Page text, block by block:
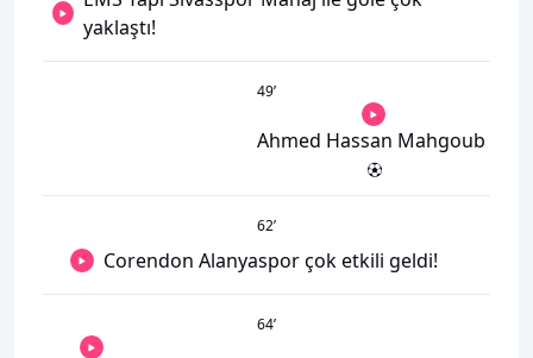
yaklaştı!
49’
Ahmed Hassan Mahgoub
62’
Corendon Alanyaspor çok etkili geldi!
64’